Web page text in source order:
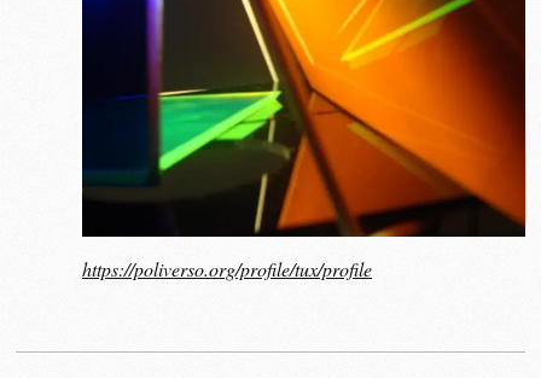
https://poliverso.org/profile/tux/profile